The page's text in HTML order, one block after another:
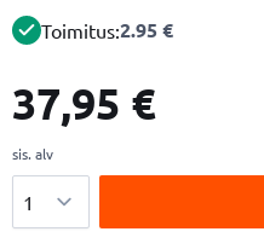
Toimitus:2.95 €
37,95 €
sis. alv